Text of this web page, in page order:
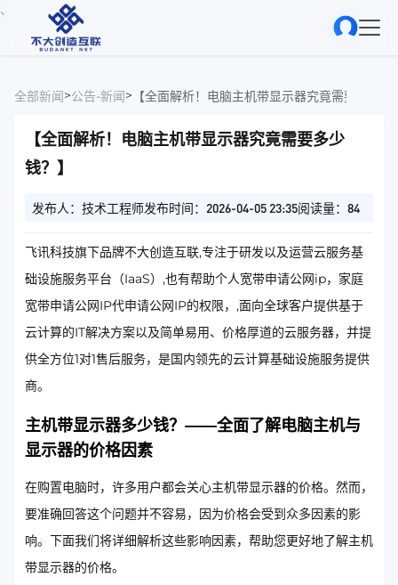
、
全部新闻>公告-新闻> 【全面解析！电脑主机带显示器究竟需要多少钱
【全面解析！电脑主机带显示器究竟需要多少
钱？】
发布人：技术工程师发布时间：2026-04-05 23:35阅读量：84
飞讯科技旗下品牌不大创造互联,专注于研发以及运营云服务基
础设施服务平台（IaaS）,也有帮助个人宽带申请公网ip，家庭
宽带申请公网IP代申请公网IP的权限，,面向全球客户提供基于
云计算的IT解决方案以及简单易用、价格厚道的云服务器，并提
供全方位1对1售后服务，是国内领先的云计算基础设施服务提供
商。
主机带显示器多少钱？——全面了解电脑主机与
显示器的价格因素
在购置电脑时，许多用户都会关心主机带显示器的价格。然而，
要准确回答这个问题并不容易，因为价格会受到众多因素的影
响。下面我们将详细解析这些影响因素，帮助您更好地了解主机
带显示器的价格。